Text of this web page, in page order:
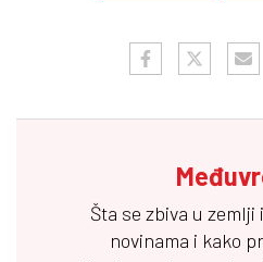
Šta se zbiva u zemlji
novinama i kako